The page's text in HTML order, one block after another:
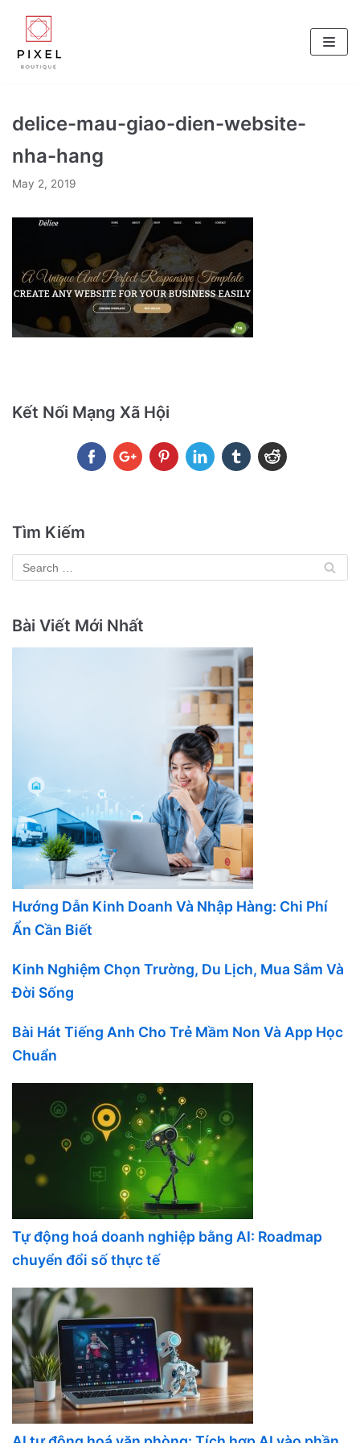
Skip
to
content
delice-mau-giao-dien-website-
nha-hang
May 2, 2019
Kết Nối Mạng Xã Hội
Tìm Kiếm
Bài Viết Mới Nhất
Hướng Dẫn Kinh Doanh Và Nhập Hàng: Chi Phí
Ẩn Cần Biết
Kinh Nghiệm Chọn Trường, Du Lịch, Mua Sắm Và
Đời Sống
Bài Hát Tiếng Anh Cho Trẻ Mầm Non Và App Học
Chuẩn
Tự động hoá doanh nghiệp bằng AI: Roadmap
chuyển đổi số thực tế